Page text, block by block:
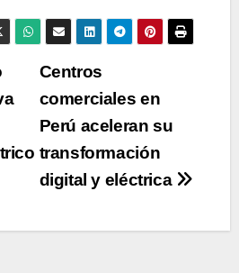
Centros
comerciales en
Perú aceleran su
transformación
digital y eléctrica